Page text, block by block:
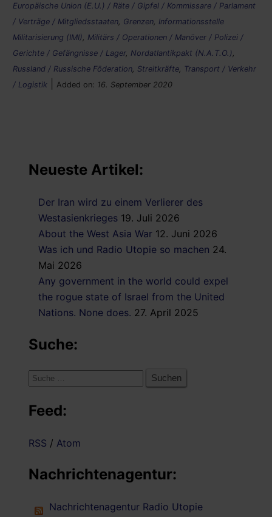
Europäische Union (E.U.) / Räte / Gipfel / Kommissare / Parlament
/ Verträge / Mitgliedsstaaten Grenzen Informationsstelle
Militarisierung (IMI)
Militärs / Operationen / Manöver / Polizei /
Gerichte / Gefängnisse / Lager, Nordatlantikpakt (N.A.T.O.)
Russland / Russische Föderation Streitkräfte
Transport / Verkehr
/ Logistik
Added on: 16. September 2020
Neueste Artikel:
Der Iran wird zu einem Verlierer des
Westasienkrieges 19. Juli 2026
About the West Asia War 12. Juni 2026
Was ich und Radio Utopie so machen 24.
Mai 2026
Any government in the world could expel
the rogue state of Israel from the United
Nations. None does. 27. April 2025
Suche:
Suche
Feed:
RSS / Atom
Nachrichtenagentur:
Nachrichtenagentur Radio Utopie